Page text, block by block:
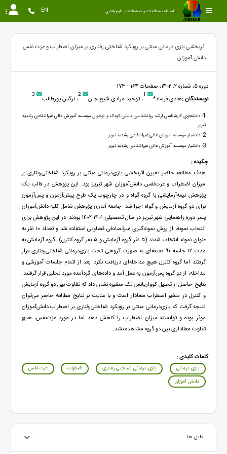
فصلنامه مطالعات و تحقیقات در علوم رفتاری EN
اثربخشی بازی‌ درمانی مبتنی بر رویکرد شناختی‌ رفتاری بر میزان اضطراب و عزت‌ نفس
دانش‌ آموزان
دوره 5، شماره 2، 1402، صفحات 164 - 173
نویسندگان :هادی فرساد* 1، توحید مرادی شیخ‌ جان 2، نرگس پورطالب 3
1- دانشجوی کارشناسی ارشد روانشناسی بالینی کودک و نوجوان موسسه آموزش عالی غیرانتفاعی رشدیه
تبریز
2- دانشیار موسسه آموزش عالی غیرانتفاعی رشدیه تبریز
3- دانشیار موسسه آموزش عالی غیرانتفاعی رشدیه تبریز
چکیده :
هدف مطالعه حاضر تعیین اثربخشی بازی‌درمانی مبتنی بر رویکرد شناختی‌رفتاری بر
میزان اضطراب و عزت‌نفس دانش‌آموزان شهر تبریز بود. این پژوهش در قالب یک
پژوهش نیمه‌آزمایشی با گروه گواه و در چارچوب یک طرح پیش‌آزمون و پس‌آزمون
برای دو گروه آزمایش و گواه اجرا شد. جامعه آماری پژوهش شامل کلیه دانش‌آموزان
پسر دوره راهنمایی شهر تبریز در سال تحصیلی ۱۴۰۱-۱۴۰۲ بودند. در این پژوهش برای
انتخاب نمونه، از روش نمونه‌گیری غیرتصادفی قضاوتی استفاده شد و تعداد ۱۰ نفر به
عنوان نمونه انتخاب شدند (۵ نفر گروه آزمایش و ۵ نفر گروه کنترل). گروه آزمایش به
مدت ۱۲ جلسه ۹۰ دقیقه‌ای به صورت گروهی تحت بازی‌درمانی شناختی‌رفتاری قرار
گرفتند اما گروه کنترل هیچ مداخله‌ای دریافت نکرد. بعد از اتمام جلسات آموزشی و
مداخله، از دو گروه پس‌آزمون به عمل آمد و داده‌های گردآمده مورد تحلیل قرار گرفتند.
نتایج حاصل از تحلیل کوواریانس تک متغیره نشان داد که تفاوت بین دو گروه آزمایش
و کنترل در متغیر اضطراب معنادار است و با عنایت بر نتایج مطالعه حاضر می‌توان
نتیجه گرفت که بازی‌درمانی مبتنی بر رویکرد شناختی‌رفتاری بر اضطراب دانش‌آموزان
موثر بوده و توانسته میزان اضطراب را کاهش دهد اما در مورد عزت‌نفس، هیچ
تفاوت معناداری بین دو گروه مشاهده نشد.
کلمات کلیدی :
بازی‌ درمانی بازی‌ درمانی شناختی‌ رفتاری اضطراب
عزت‌ نفس
دانش‌ آموزان
فایل ها